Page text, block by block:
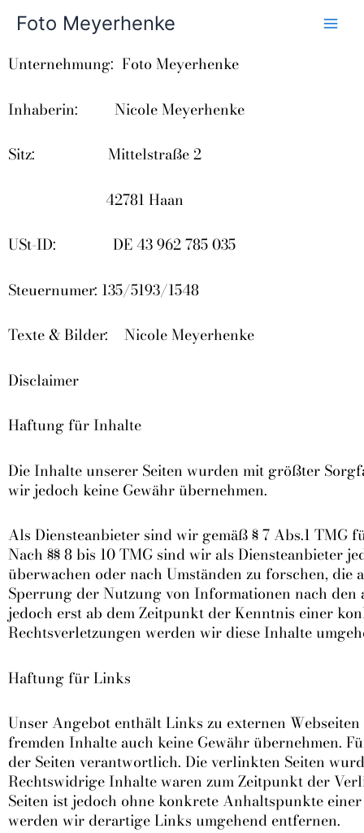
InhaltFoto Meyerhenke
Unternehmung: Foto Meyerhenke
Inhaberin: Nicole Meyerhenke
Sitz: Mittelstraße 2
42781 Haan
USt-ID: DE 43 962 785 035
Steuernumer: 135/5193/1548
Texte & Bilder: Nicole Meyerhenke
Disclaimer
Haftung für Inhalte
Die Inhalte unserer Seiten wurden mit größter
wir jedoch keine Gewähr übernehmen.
Als Diensteanbieter sind wir gemäß § 7 Abs.1 TMG
Nach §§ 8 bis 10 TMG sind wir als Diensteanbieter
überwachen oder nach Umständen zu forschen,
Sperrung der Nutzung von Informationen nach
jedoch erst ab dem Zeitpunkt der Kenntnis einer
Rechtsverletzungen werden wir diese Inhalte
Haftung für Links
Unser Angebot enthält Links zu externen
fremden Inhalte auch keine Gewähr übernehmen.
der Seiten verantwortlich. Die verlinkten Seiten
Rechtswidrige Inhalte waren zum Zeitpunkt der
Seiten ist jedoch ohne konkrete Anhaltspunkte
werden wir derartige Links umgehend entfernen.